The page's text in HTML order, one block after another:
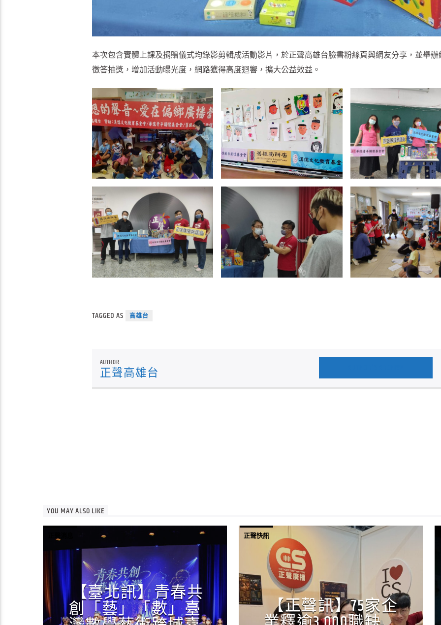
本次包含實體上課及捐贈儀式均錄影剪輯成活動影片，於正聲高雄台臉書粉絲頁與網友分享，並舉辦
徵答抽獎，增加活動曝光度，網路獲得高度迴響，擴大公益效益。
TAGGED AS 高雄台
AUTHOR
正聲高雄台
YOU MAY ALSO LIKE
【臺北訊】青春共
創「藝」「數」臺
正聲快訊
【正聲訊】75家企